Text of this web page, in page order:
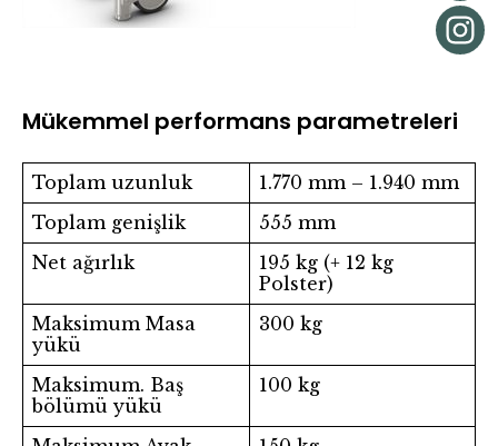
Mükemmel performans parametreleri
Toplam uzunluk
1.770 mm – 1.940 mm
Toplam genişlik
555 mm
Net ağırlık
195 kg (+ 12 kg
Polster)
Maksimum Masa
yükü
300 kg
Maksimum. Baş
bölümü yükü
100 kg